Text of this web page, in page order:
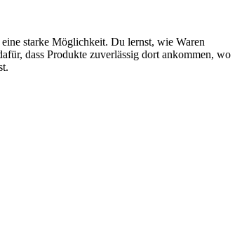
starke Möglichkeit. Du lernst, wie Waren
dass Produkte zuverlässig dort ankommen, wo